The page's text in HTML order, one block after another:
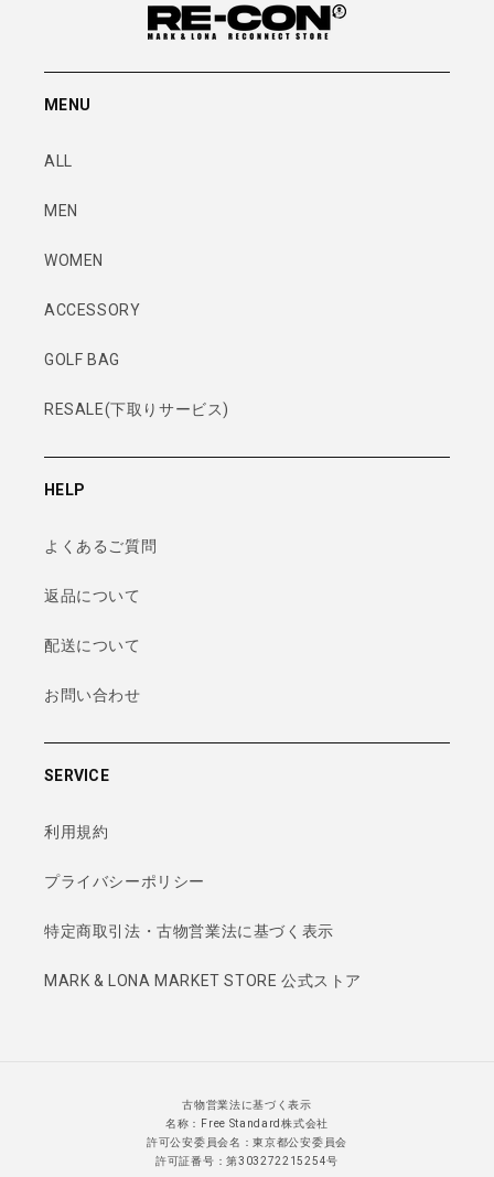
MENU
ALL
MEN
WOMEN
ACCESSORY
GOLF BAG
RESALE(下取りサービス)
HELP
よくあるご質問
返品について
配送について
お問い合わせ
SERVICE
利用規約
プライバシーポリシー
特定商取引法・古物営業法に基づく表示
MARK & LONA MARKET STORE 公式ストア
古物営業法に基づく表示
名称：Free Standard株式会社
許可公安委員会名：東京都公安委員会
許可証番号：第303272215254号